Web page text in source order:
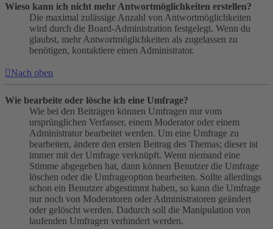
Wieso kann ich nicht mehr Antwortmöglichkeiten erstellen?
Die maximal zulässige Anzahl von Antwortmöglichkeiten
wird durch die Board-Administration festgelegt. Wenn du
glaubst, mehr Antwortmöglichkeiten als zugelassen zu
benötigen, kontaktiere einen Administrator.
Nach oben
Wie bearbeite oder lösche ich eine Umfrage?
Wie bei den Beiträgen können Umfragen nur vom
ursprünglichen Verfasser, einem Moderator oder einem
Administrator bearbeitet werden. Um eine Umfrage zu
bearbeiten, ändere den ersten Beitrag des Themas; dieser ist
immer mit der Umfrage verknüpft. Wenn niemand eine
Stimme abgegeben hat, dann können Benutzer die Umfrage
löschen oder die Umfrageoption bearbeiten. Sollte allerdings
schon ein Benutzer abgestimmt haben, so kann die Umfrage
nur noch von Moderatoren oder Administratoren geändert
oder gelöscht werden. Dadurch soll die Manipulation von
laufenden Umfragen verhindert werden.